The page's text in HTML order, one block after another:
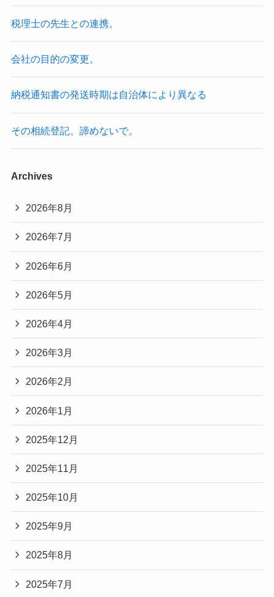
税理士の先生との連携。
会社の目的の変更。
納税通知書の発送時期は自治体により異なる
その相続登記、諦めないで。
Archives
2026年8月
2026年7月
2026年6月
2026年5月
2026年4月
2026年3月
2026年2月
2026年1月
2025年12月
2025年11月
2025年10月
2025年9月
2025年8月
2025年7月